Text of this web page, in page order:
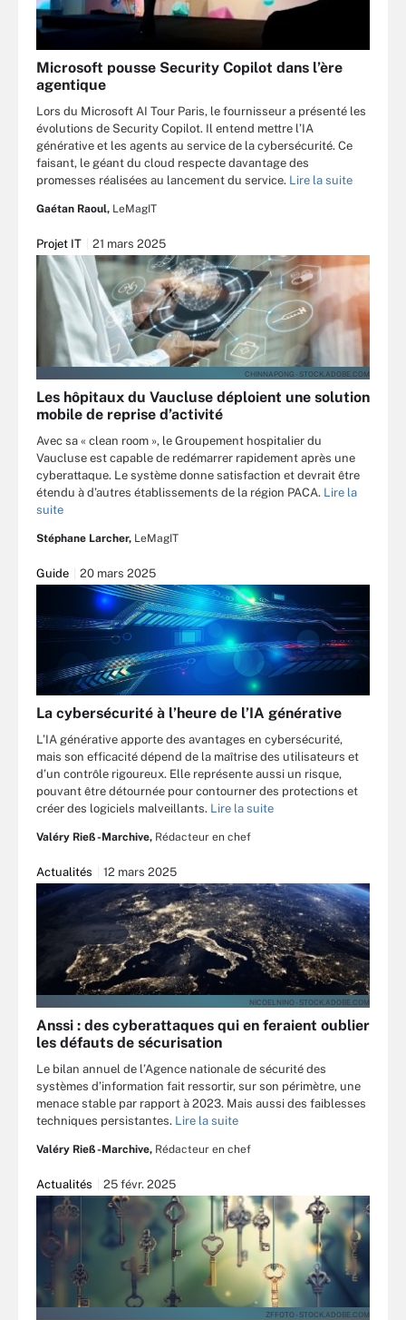
Microsoft pousse Security Copilot dans l’ère
agentique
Lors du Microsoft AI Tour Paris, le fournisseur a présenté les
évolutions de Security Copilot. Il entend mettre l’IA
générative et les agents au service de la cybersécurité. Ce
faisant, le géant du cloud respecte davantage des
promesses réalisées au lancement du service. Lire la suite
Gaétan Raoul, LeMagIT
Projet IT 21 mars 2025
CHINNAPONG - STOCK.ADOBE.COM
Les hôpitaux du Vaucluse déploient une solution
mobile de reprise d’activité
Avec sa « clean room », le Groupement hospitalier du
Vaucluse est capable de redémarrer rapidement après une
cyberattaque. Le système donne satisfaction et devrait être
étendu à d’autres établissements de la région PACA. Lire la
suite
Stéphane Larcher, LeMagIT
Guide 20 mars 2025
La cybersécurité à l’heure de l’IA générative
L’IA générative apporte des avantages en cybersécurité,
mais son efficacité dépend de la maîtrise des utilisateurs et
d’un contrôle rigoureux. Elle représente aussi un risque,
pouvant être détournée pour contourner des protections et
créer des logiciels malveillants. Lire la suite
Valéry Rieß-Marchive, Rédacteur en chef
Actualités 12 mars 2025
NICOELNINO - STOCK.ADOBE.COM
Anssi : des cyberattaques qui en feraient oublier
les défauts de sécurisation
Le bilan annuel de l’Agence nationale de sécurité des
systèmes d’information fait ressortir, sur son périmètre, une
menace stable par rapport à 2023. Mais aussi des faiblesses
techniques persistantes. Lire la suite
Valéry Rieß-Marchive, Rédacteur en chef
Actualités 25 févr. 2025
ZFFOTO - STOCK.ADOBE.COM